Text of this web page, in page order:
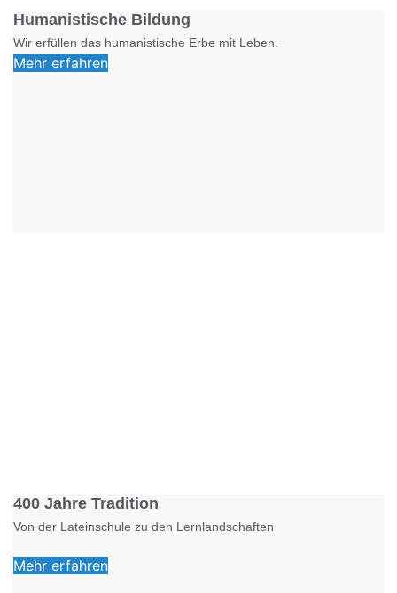
Humanistische Bildung
Wir erfüllen das humanistische Erbe mit Leben.
Mehr erfahren
400 Jahre Tradition
Von der Lateinschule zu den Lernlandschaften
Mehr erfahren